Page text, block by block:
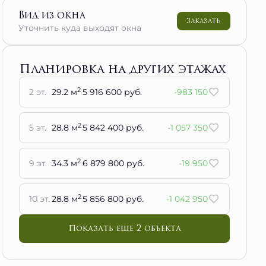
Вид из окна
Уточнить куда выходят окна
Заказать
Планировка на других этажах
2 эт. 29.2 м2 5 916 600 руб. -983 150
5 эт. 28.8 м25 842 400 руб. -1 057 350
9 эт. 34.3 м2 6 879 800 руб. -19 950
10 эт. 28.8 м25 856 800 руб. -1 042 950
Показать еще 2 объектa